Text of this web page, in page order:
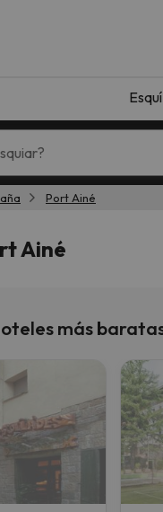
Esquí
ningún
nuestro buscador ha
Port Ainé
Ainé
más